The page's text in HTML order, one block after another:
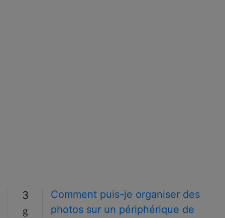
3
Comment puis-je organiser des
photos sur un périphérique de